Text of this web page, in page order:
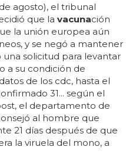
agosto), el tribunal
que la vacunación
la unión europea aún
y se negó a mantener
solicitud para levantar
a su condición de
de los cdc, hasta el
31... según el
el departamento de
al hombre que
21 días después de que
la viruela del mono, a